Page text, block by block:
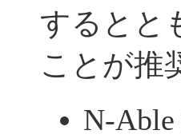
するとと
ことが推
N-Able